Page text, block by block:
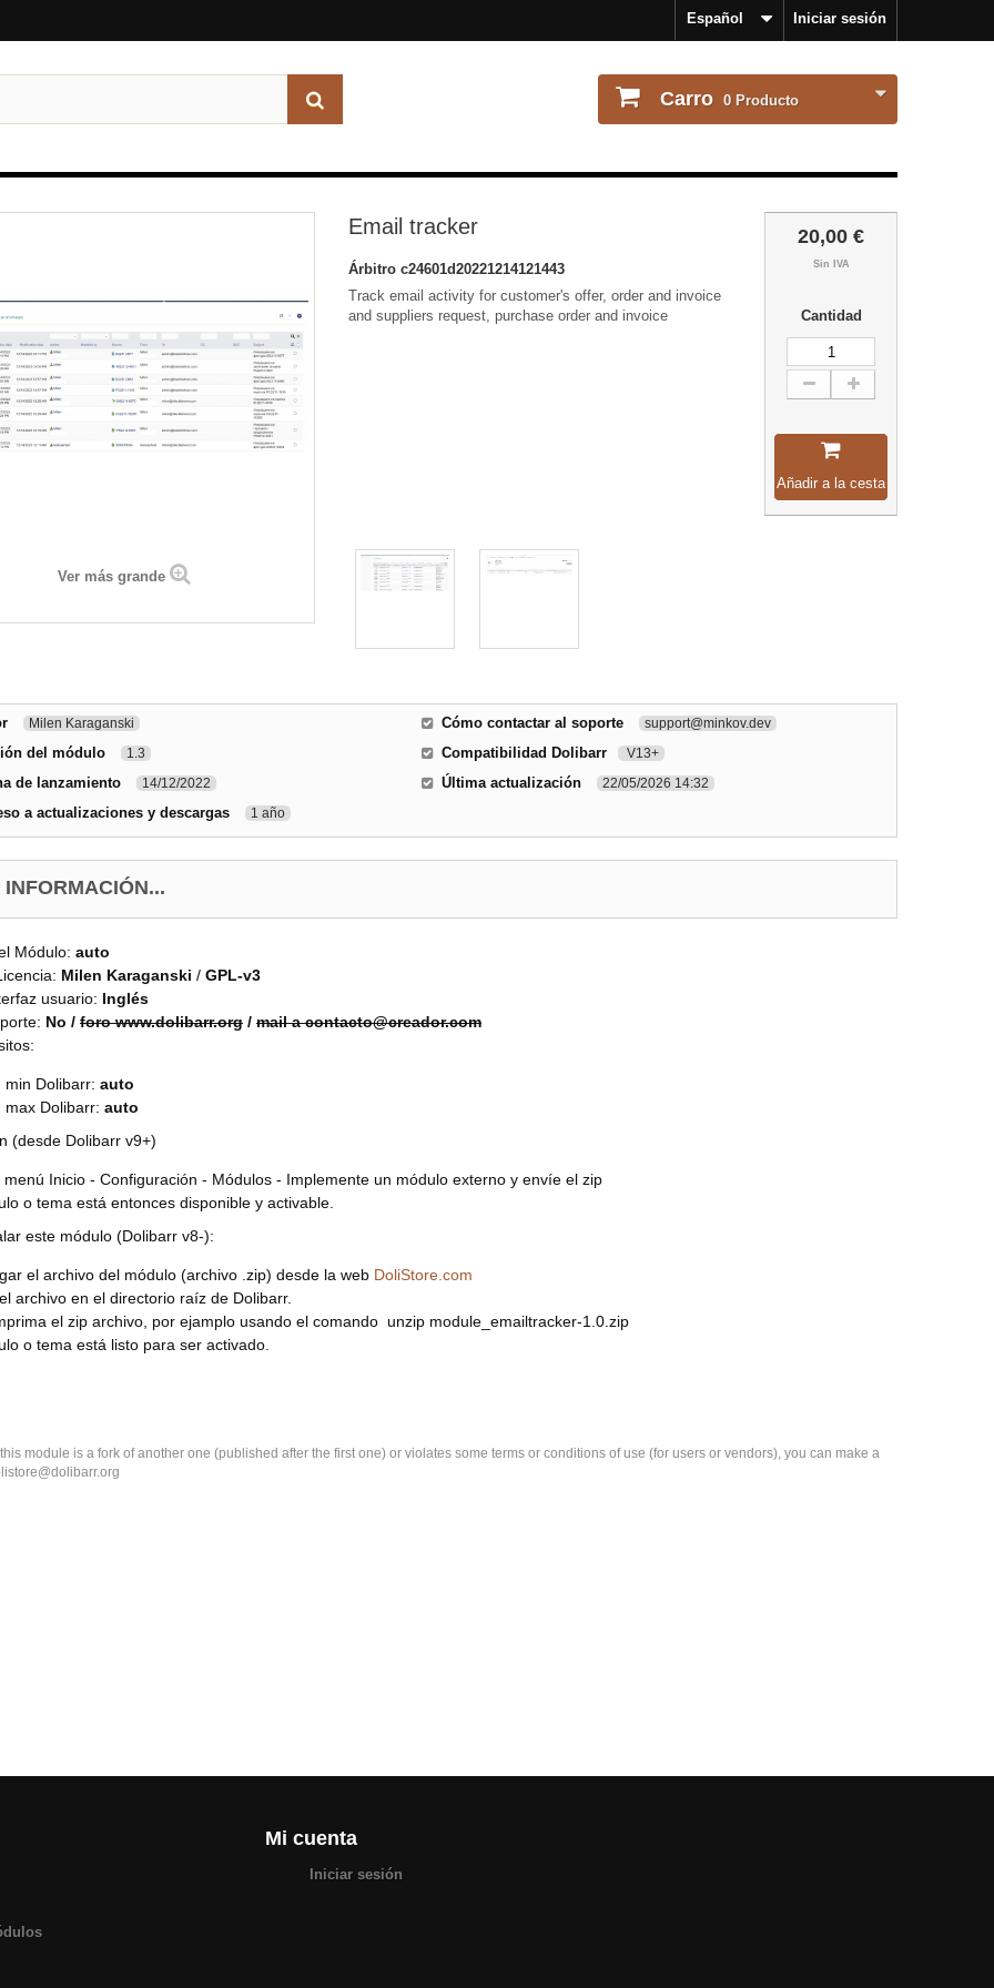
Iniciar sesión
Español
Carro 0 Producto
Ver más grande
Email tracker
Árbitro c24601d20221214121443
Track email activity for customer's offer, order and invoice
and suppliers request, purchase order and invoice
20,00 €
Sin IVA
Cantidad
Añadir a la cesta
Milen Karaganski
del módulo 1.3
de lanzamiento 14/12/2022
a actualizaciones y descargas 1 año
Cómo contactar al soporte support@minkov.dev
Compatibilidad Dolibarr V13+
Última actualización 22/05/2026 14:32
INFORMACIÓN...
Módulo: auto
Milen Karaganski / GPL-v3
usuario: Inglés
No / foro www.dolibarr.org / mail a contacto@creador.com
min Dolibarr: auto
max Dolibarr: auto
(desde Dolibarr v9+)
menú Inicio - Configuración - Módulos - Implemente un módulo externo y envíe el zip
o tema está entonces disponible y activable.
este módulo (Dolibarr v8-):
el archivo del módulo (archivo .zip) desde la web DoliStore.com
archivo en el directorio raíz de Dolibarr.
el zip archivo, por ejamplo usando el comando unzip module_emailtracker-1.0.zip
o tema está listo para ser activado.
module is a fork of another one (published after the first one) or violates some terms or conditions of use (for users or vendors), you can make a
Mi cuenta
Iniciar sesión